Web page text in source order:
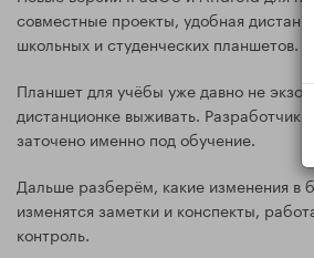
совместные проекты, удобная
школьных и студенческих планшетов.
Планшет для учёбы уже давно не
дистанционке выживать.
заточено именно под обучение.
Дальше разберём, какие изменения в
изменятся заметки и конспекты,
контроль.